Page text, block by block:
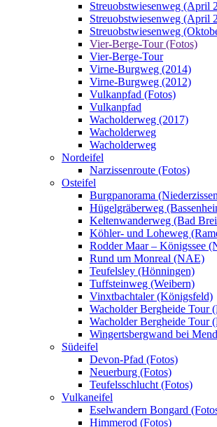
Streuobstwiesenweg (April
Streuobstwiesenweg (April
Streuobstwiesenweg
Vier-Berge-Tour (Fotos)
Vier-Berge-Tour
Virne-Burgweg (2014)
Virne-Burgweg (2012)
Vulkanpfad (Fotos)
Vulkanpfad
Wacholderweg (2017)
Wacholderweg
Wacholderweg
Nordeifel
Narzissenroute (Fotos)
Osteifel
Burgpanorama
Hügelgräberweg
Keltenwanderweg (Bad
Köhler- und Loheweg
Rodder Maar – Königssee
Rund um Monreal (NAE)
Teufelsley (Hönningen)
Tuffsteinweg (Weibern)
Vinxtbachtaler (Königsfeld)
Wacholder Bergheide Tour
Wacholder Bergheide Tour
Wingertsbergwand bei
Südeifel
Devon-Pfad (Fotos)
Neuerburg (Fotos)
Teufelsschlucht (Fotos)
Vulkaneifel
Eselwandern Bongard
Himmerod (Fotos)